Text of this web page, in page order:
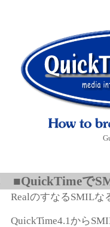
■QuickTimeで
RealのすなるSMILな
QuickTime4.1から